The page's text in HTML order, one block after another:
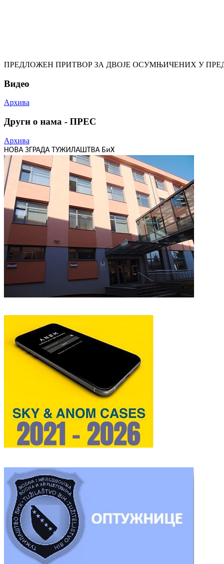
ПРЕДЛОЖЕН ПРИТВОР ЗА ДВОЈЕ ОСУМЊИЧЕНИХ У
Видео
Архива
Други о нама - ПРЕС
Архива
НОВА ЗГРАДА ТУЖИЛАШТВА БиХ